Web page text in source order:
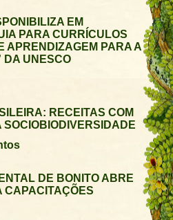
EM
PARA CURRÍCULOS
APRENDIZAGEM PARA A
DA UNESCO
RECEITAS COM
SOCIOBIODIVERSIDADE
DE BONITO ABRE
CAPACITAÇÕES